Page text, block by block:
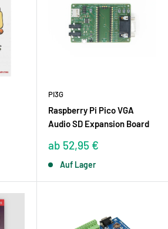
PI3G
Raspberry Pi Pico VGA
Audio SD Expansion Board
Sonderpreis
ab 52,95 €
Auf Lager